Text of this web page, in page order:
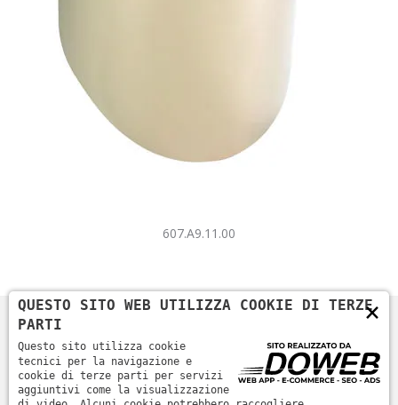
607.A9.11.00
×
QUESTO SITO WEB UTILIZZA COOKIE DI TERZE
PARTI
Questo sito utilizza cookie
tecnici per la navigazione e
cookie di terze parti per servizi
aggiuntivi come la visualizzazione